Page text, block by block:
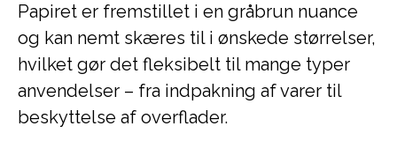
Papiret er fremstillet i en gråbrun nuance
og kan nemt skæres til i ønskede størrelser,
hvilket gør det fleksibelt til mange typer
anvendelser – fra indpakning af varer til
beskyttelse af overflader.